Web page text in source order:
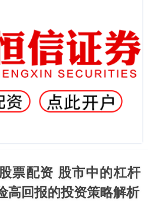
票配资 股市中的杠杆
高回报的投资策略解析